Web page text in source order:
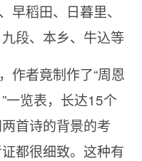
早稻田、日暮里、
段、本乡、牛込等
作者竟制作了“周恩
一览表，长达15个
首诗的背景的考
都很细致。这种有